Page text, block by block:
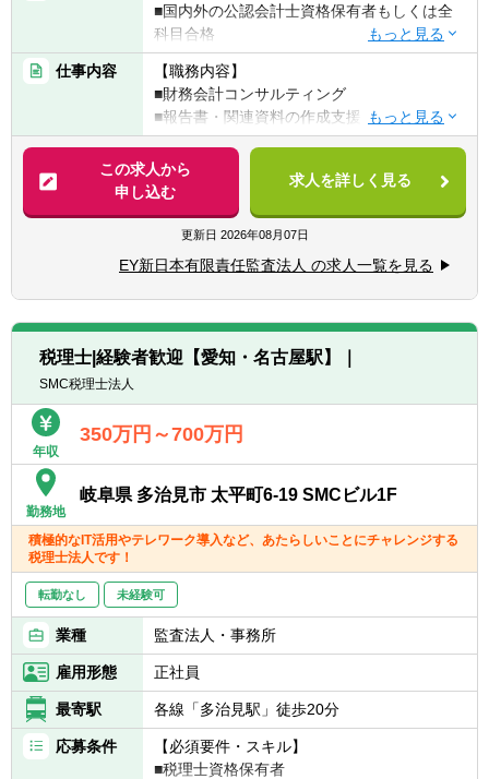
【働く環境】
少数精鋭で創業期の同社。「インフラメンテ
ナンス産業を世界に」というビジョンのもと
従業員が存分にスキルを発揮できる、働きや
すい環境づくりを大事にしています。
「ライフステージや居住地などを理由に、キ
ャリアを諦めてほしくない」という想いか
ら、多様な働き方を認める制度を設けていま
す。
「リモートワークで働きたい」、「時短で働
■国内外の公認会計士資格保有者もしくは全
科目合格
■日本語（ビジネスレベル以上）
■英語（TOEIC600点以上）
■MS Office（Word、Excel、PowerPoint）の
実務操作スキル必須
【歓迎経験・スキル】
■3年程の日本の会計基準もしくはUSGAAPに
関する業務経験
■会計監査もしくは財務会計コンサルティン
グの経験
■優れたコミュニケーション能力、積極性、
協調性、主体性、論理的思考
仕事内容
【職務内容】
■財務会計コンサルティング
■報告書・関連資料の作成支援
■外資系・日系企業への営業支援
この求人から
申し込む
求人を詳しく見る
更新日 2026年08月07日
EY新日本有限責任監査法人 の求人一覧を見る
税理士|経験者歓迎【愛知・名古屋駅】｜
SMC税理士法人
年収
350万円～700万円
勤務地
岐阜県 多治見市 太平町6-19 SMCビル1F
積極的なIT活用やテレワーク導入など、あたらしいことにチャレンジする
税理士法人です！
転勤なし 未経験可
業種 監査法人・事務所
雇用形態 正社員
最寄駅 各線「多治見駅」徒歩20分
応募条件
【必須要件・スキル】
■税理士資格保有者